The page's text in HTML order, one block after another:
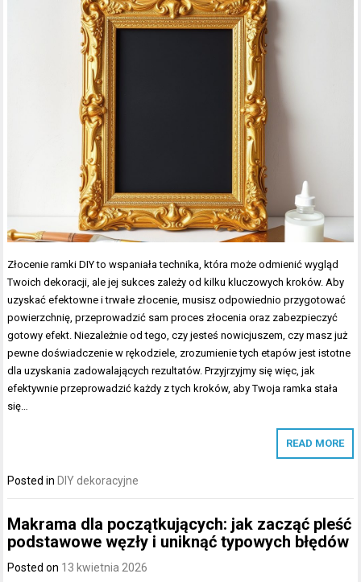
Złocenie ramki DIY to wspaniała technika, która może odmienić wygląd
Twoich dekoracji, ale jej sukces zależy od kilku kluczowych kroków. Aby
uzyskać efektowne i trwałe złocenie, musisz odpowiednio przygotować
powierzchnię, przeprowadzić sam proces złocenia oraz zabezpieczyć
gotowy efekt. Niezależnie od tego, czy jesteś nowicjuszem, czy masz już
pewne doświadczenie w rękodziele, zrozumienie tych etapów jest istotne
dla uzyskania zadowalających rezultatów. Przyjrzyjmy się więc, jak
efektywnie przeprowadzić każdy z tych kroków, aby Twoja ramka stała
się…
READ MORE
Posted in DIY dekoracyjne
Makrama dla początkujących: jak zacząć pleść
podstawowe węzły i uniknąć typowych błędów
Posted on 13 kwietnia 2026